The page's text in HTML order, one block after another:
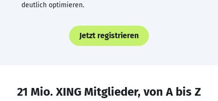
deutlich optimieren.
Jetzt registrieren
21 Mio. XING Mitglieder, von A bis Z